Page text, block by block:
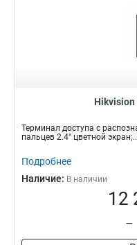
Hikvision
Терминал доступа с
пальцев 2.4" цветной
Подробнее
Наличие: В наличии
12
–